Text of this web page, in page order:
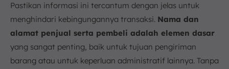
Pastikan informasi ini tercantum dengan jelas untuk
menghindari kebingungannya transaksi. Nama dan
alamat penjual serta pembeli adalah elemen dasar
yang sangat penting, baik untuk tujuan pengiriman
barang atau untuk keperluan administratif lainnya. Tanpa